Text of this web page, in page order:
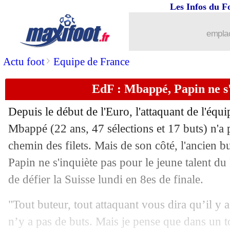
Actu foot> Equipe de France
Les Infos du
EdF : Mbappé, Papin ne
Depuis le début de l'Euro, l'attaquant de
Mbappé (22 ans, 47 sélections et 17 buts) n'a
chemin des filets. Mais de son côté, l'ancien
Papin ne s'inquiète pas pour le jeune talent
de défier la Suisse lundi en 8es de finale.
"Tout buteur, tout attaquant vous dira qu’il y
n’y a pas de buts. Mais je pense que dans
: Camavinga, rendez-vous
27/06 Rennes: Badé bloqué par Lens,
27/06 PSG: Hakimi, le coup de gueule de
: Ancelotti prévenu sur le
27/06 PHOTO : Gerson se trouve à
27/06 EdF : Deschamps se méfie de la
27/06 OM : Wass, le coach de Valence
27/06 EdF: Hernandez, Varane donne des